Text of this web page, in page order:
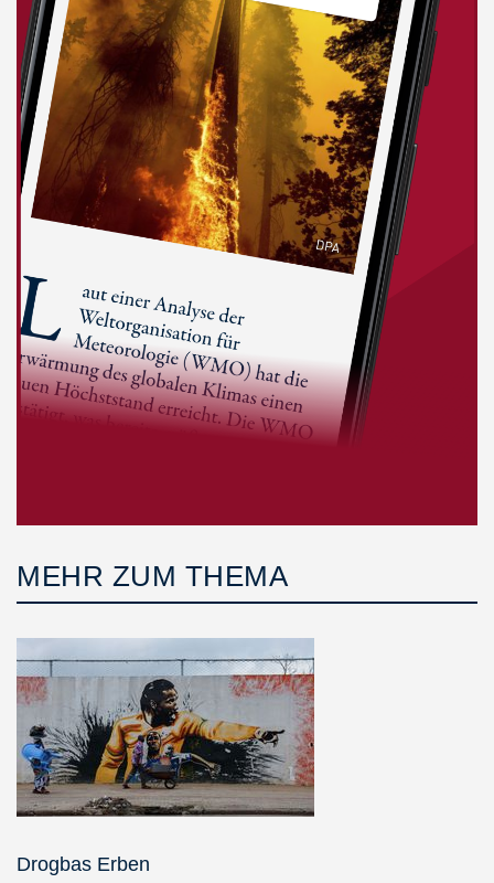
MEHR ZUM THEMA
Drogbas Erben